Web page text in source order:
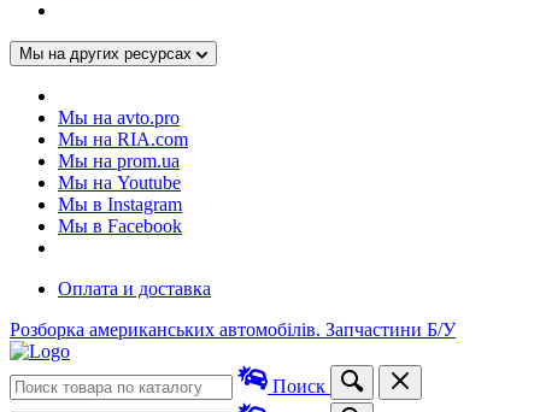
Мы на других ресурсах
Мы на avto.pro
Мы на RIA.com
Мы на prom.ua
Мы на Youtube
Мы в Instagram
Мы в Facebook
Оплата и доставка
Розборка американських автомобілів. Запчастини Б/У
Поиск